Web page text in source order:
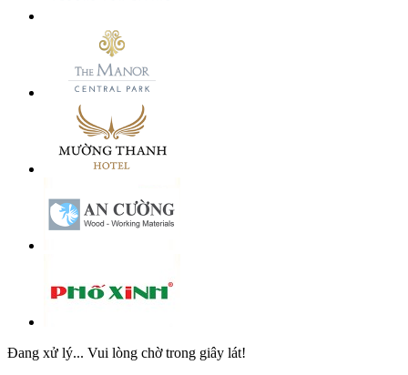
Đang xử lý... Vui lòng chờ trong giây lát!